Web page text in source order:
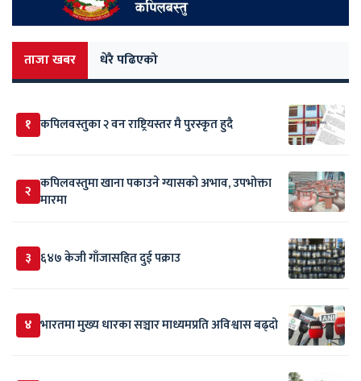
ताजा खबर धेरै पढिएको
१ कपिलवस्तुका २ वन राष्ट्रियस्तर मै पुरस्कृत हुदै
२ कपिलवस्तुमा खाना पकाउने ग्यासको अभाव, उपभोक्ता
मारमा
३ ६४७ केजी गाँजासहित दुई पक्राउ
४ भारतमा मुख्य धारका सञ्चार माध्यमप्रति अविश्वास बढ्दो